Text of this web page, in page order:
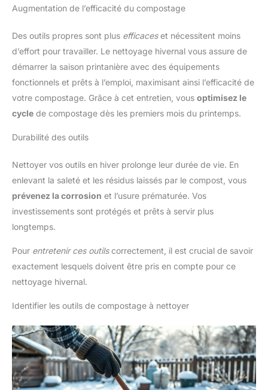
Augmentation de l’efficacité du compostage
Des outils propres sont plus efficaceset nécessitent moins
d’effort pour travailler. Le nettoyage hivernal vous assure de
démarrer la saison printanière avec des équipements
fonctionnels et prêts à l’emploi, maximisant ainsi l’efficacité de
votre compostage. Grâce à cet entretien, vous optimisez le
cycle de compostage dès les premiers mois du printemps.
Durabilité des outils
Nettoyer vos outils en hiver prolonge leur durée de vie. En
enlevant la saleté et les résidus laissés par le compost, vous
prévenez la corrosion et l’usure prématurée. Vos
investissements sont protégés et prêts à servir plus
longtemps.
Pour entretenir ces outilscorrectement, il est crucial de savoir
exactement lesquels doivent être pris en compte pour ce
nettoyage hivernal.
Identifier les outils de compostage à nettoyer